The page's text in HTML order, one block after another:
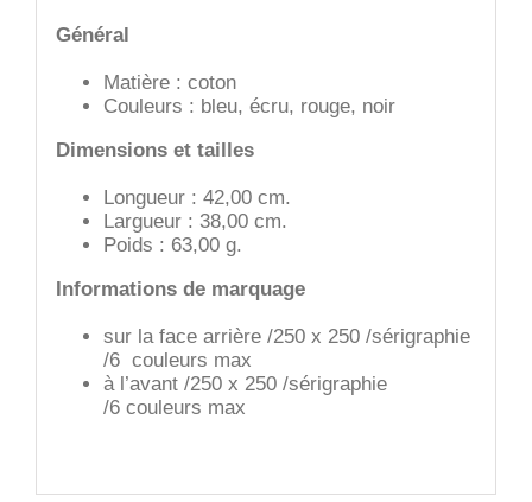
Général
Matière : coton
Couleurs : bleu, écru, rouge, noir
Dimensions et tailles
Longueur : 42,00 cm.
Largueur : 38,00 cm.
Poids : 63,00 g.
Informations de marquage
sur la face arrière /250 x 250 /sérigraphie
/6 couleurs max
à l’avant /250 x 250 /sérigraphie
/6 couleurs max